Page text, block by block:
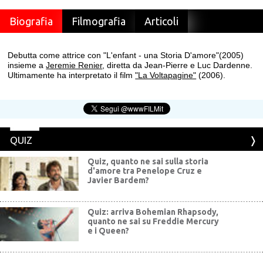
Biografia Filmografia Articoli
Debutta come attrice con "L'enfant - una Storia D'amore"(2005)
insieme aJeremie Renier, diretta da Jean-Pierre e Luc Dardenne.
Ultimamente ha interpretato il film"La Voltapagine" (2006).
QUIZ
Quiz, quanto ne sai sulla storia
d'amore tra Penelope Cruz e
Javier Bardem?
Quiz: arriva Bohemian Rhapsody,
quanto ne sai su Freddie Mercury
e i Queen?